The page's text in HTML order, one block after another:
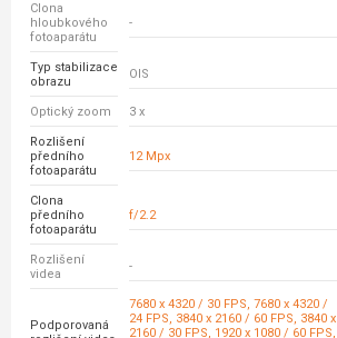
Clona
hloubkového
fotoaparátu
-
Typ stabilizace
obrazu
OIS
Optický zoom 3 x
Rozlišení
předního
fotoaparátu
12 Mpx
Clona
předního
fotoaparátu
f/2.2
Rozlišení
videa
-
Podporovaná
7680 x 4320 / 30 FPS, 7680 x 4320 /
24 FPS, 3840 x 2160 / 60 FPS, 3840 x
2160 / 30 FPS, 1920 x 1080 / 60 FPS,